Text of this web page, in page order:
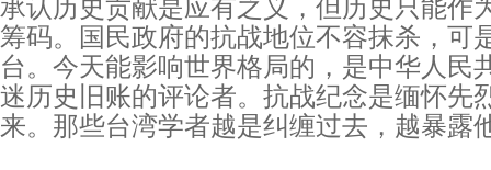
承认历史贡献是应有之义，但历史只能作
筹码。国民政府的抗战地位不容抹杀，可
台。今天能影响世界格局的，是中华人民
迷历史旧账的评论者。抗战纪念是缅怀先
来。那些台湾学者越是纠缠过去，越暴露